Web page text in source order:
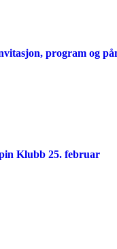
program og
Klubb 25. februar